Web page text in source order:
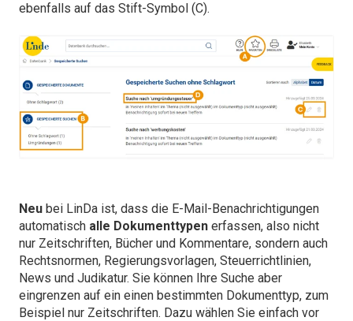
ebenfalls auf das Stift-Symbol (C).
Neu bei LinDa ist, dass die E-Mail-Benachrichtigungen
automatisch alle Dokumenttypen erfassen, also nicht
nur Zeitschriften, Bücher und Kommentare, sondern auch
Rechtsnormen, Regierungsvorlagen, Steuerrichtlinien,
News und Judikatur. Sie können Ihre Suche aber
eingrenzen auf ein einen bestimmten Dokumenttyp, zum
Beispiel nur Zeitschriften. Dazu wählen Sie einfach vor